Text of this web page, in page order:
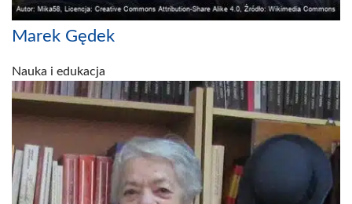
Marek Gędek
Nauka i edukacja